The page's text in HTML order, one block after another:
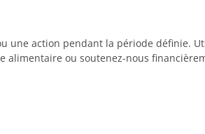
une action pendant la période définie.
ou soutenez-nous